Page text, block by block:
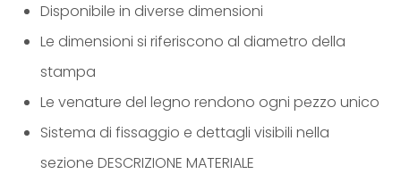
Disponibile in diverse dimensioni
Le dimensioni si riferiscono al diametro della
stampa
Le venature del legno rendono ogni pezzo unico
Sistema di fissaggio e dettagli visibili nella
sezione DESCRIZIONE MATERIALE